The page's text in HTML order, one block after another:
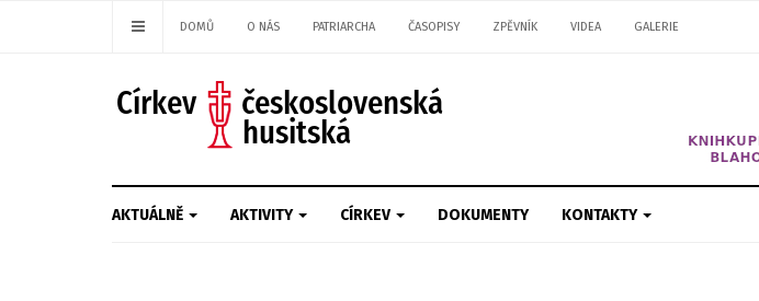
DOMŮ O NÁS PATRIARCHA ČASOPISY ZPĚVNÍK VIDEA GALERIE
AKTUÁLNĚ AKTIVITY CÍRKEV DOKUMENTY KONTAKTY